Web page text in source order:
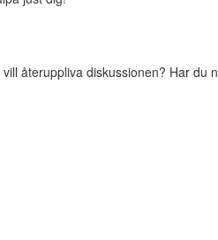
återuppliva diskussionen? Har